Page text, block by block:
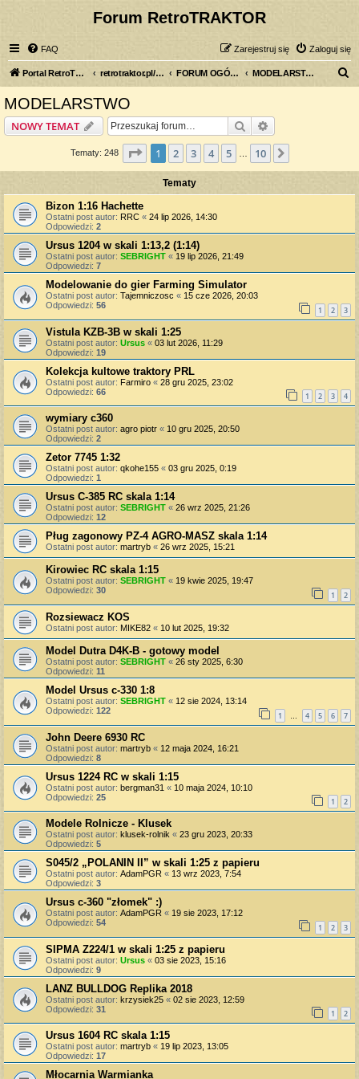
Forum RetroTRAKTOR
FAQ Zaloguj się
Zarejestruj się
Portal RetroTRAKTOR.pl retrotraktor.pl/forum FORUM OGÓLNE MODELARSTWO
MODELARSTWO
NOWY TEMAT Szukaj
Tematy: 248 Strona1 z10
1 2 3 4 5 10
Tematy
Bizon 1:16 Hachette
Ostatni post autor: RRC « 24 lip 2026, 14:30
Odpowiedzi: 2
Ursus 1204 w skali 1:13,2 (1:14)
Ostatni post autor: SEBRIGHT « 19 lip 2026, 21:49
Odpowiedzi: 7
Modelowanie do gier Farming Simulator
Ostatni post autor: Tajemniczosc « 15 cze 2026, 20:03
Odpowiedzi: 56 1 2 3
Vistula KZB-3B w skali 1:25
Ostatni post autor: Ursus « 03 lut 2026, 11:29
Odpowiedzi: 19
Kolekcja kultowe traktory PRL
Ostatni post autor: Farmiro « 28 gru 2025, 23:02
Odpowiedzi: 66 1 2 3 4
wymiary c360
Ostatni post autor: agro piotr « 10 gru 2025, 20:50
Odpowiedzi: 2
Zetor 7745 1:32
Ostatni post autor: qkohe155 « 03 gru 2025, 0:19
Odpowiedzi: 1
Ursus C-385 RC skala 1:14
Ostatni post autor: SEBRIGHT « 26 wrz 2025, 21:26
Odpowiedzi: 12
Pług zagonowy PZ-4 AGRO-MASZ skala 1:14
Ostatni post autor: martryb « 26 wrz 2025, 15:21
Kirowiec RC skala 1:15
Ostatni post autor: SEBRIGHT « 19 kwie 2025, 19:47
Odpowiedzi: 30 1 2
Rozsiewacz KOS
Ostatni post autor: MIKE82 « 10 lut 2025, 19:32
Model Dutra D4K-B - gotowy model
Ostatni post autor: SEBRIGHT « 26 sty 2025, 6:30
Odpowiedzi: 11
Model Ursus c-330 1:8
Ostatni post autor: SEBRIGHT « 12 sie 2024, 13:14
Odpowiedzi: 122 1 … 4 5 6 7
John Deere 6930 RC
Ostatni post autor: martryb « 12 maja 2024, 16:21
Odpowiedzi: 8
Ursus 1224 RC w skali 1:15
Ostatni post autor: bergman31 « 10 maja 2024, 10:10
Odpowiedzi: 25 1 2
Modele Rolnicze - Klusek
Ostatni post autor: klusek-rolnik « 23 gru 2023, 20:33
Odpowiedzi: 5
S045/2 „POLANIN II” w skali 1:25 z papieru
Ostatni post autor: AdamPGR « 13 wrz 2023, 7:54
Odpowiedzi: 3
Ursus c-360 "złomek" :)
Ostatni post autor: AdamPGR « 19 sie 2023, 17:12
Odpowiedzi: 54 1 2 3
SIPMA Z224/1 w skali 1:25 z papieru
Ostatni post autor: Ursus « 03 sie 2023, 15:16
Odpowiedzi: 9
LANZ BULLDOG Replika 2018
Ostatni post autor: krzysiek25 « 02 sie 2023, 12:59
Odpowiedzi: 31 1 2
Ursus 1604 RC skala 1:15
Ostatni post autor: martryb « 19 lip 2023, 13:05
Odpowiedzi: 17
Młocarnia Warmianka